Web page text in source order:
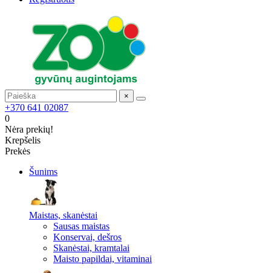
×
+370 641 02087
0
Nėra prekių!
Krepšelis
Prekės
Šunims
Maistas, skanėstai
Sausas maistas
Konservai, dešros
Skanėstai, kramtalai
Maisto papildai, vitaminai